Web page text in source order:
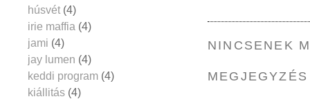
NINCSENEK
húsvét (4)
irie maffia (4)
jami (4)
jay lumen (4)
keddi program (4)
kiállitás (4)